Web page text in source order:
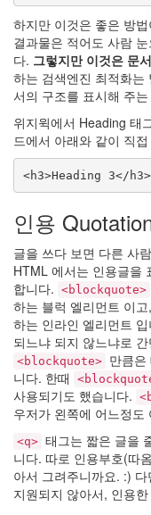
하지만 이것은 좋은 방
결과물은 적어도 사람
다. 그렇지만 이것은 문
하는 검색엔진 최적화는
서의 구조를 표시해 주
위지윅에서 Heading 태
드에서 아래와 같이 직
<h3>Heading 3</h3>
인용
글을 쓰다 보면 다른 사
HTML 에서는 인용글을
합니다. <blockquote>
하는 블럭 엘리먼트 이고,
하는 인라인 엘리먼트
되느냐 되지 않느냐로
<blockquote> 만큼
니다. 한때
사용되기도 했습니다.
우저가 왼쪽에 어느정
<q> 태그는 짧은 글을
니다. 따로 인용부호(따
아서 그려주니까요. :) 다
지원되지 않아서, 인용
리
스
탈
골
zombie
백
Beyonce
Knowles
Pretz
India
Arie
숯
검
댕
Crown
Textcube
1.6.1
아
스
넷
Cutie
Honey